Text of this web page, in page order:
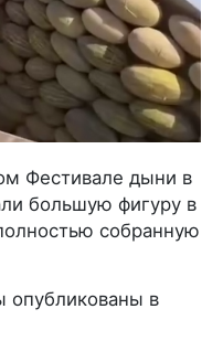
Фестивале дыни в
большую фигуру в
собранную
опубликованы в